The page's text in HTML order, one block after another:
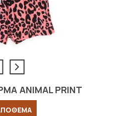
ANIMAL PRINT